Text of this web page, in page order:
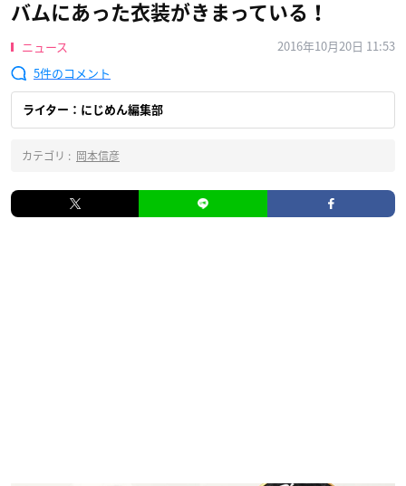
バムにあった衣装がきまっている！
ニュース
2016年10月20日 11:53
5
ライター：にじめん編集部
カテゴリ : 岡本信彦